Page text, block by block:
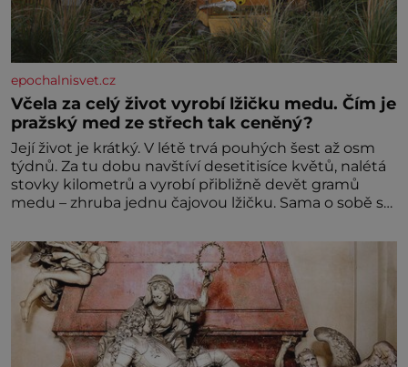
epochalnisvet.cz
Včela za celý život vyrobí lžičku medu. Čím je
pražský med ze střech tak ceněný?
Její život je krátký. V létě trvá pouhých šest až osm
týdnů. Za tu dobu navštíví desetitisíce květů, nalétá
stovky kilometrů a vyrobí přibližně devět gramů
medu – zhruba jednu čajovou lžičku. Sama o sobě se
dalšími desítkami tisíc příslušnic svého včelstva,
vznikne jeden z nejdokonalejších organismů